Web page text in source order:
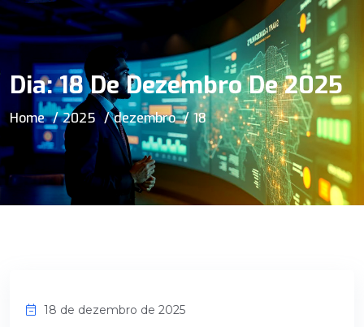
Dia:18 De Dezembro De 2025
Home 2025 dezembro 18
18 de dezembro de 2025